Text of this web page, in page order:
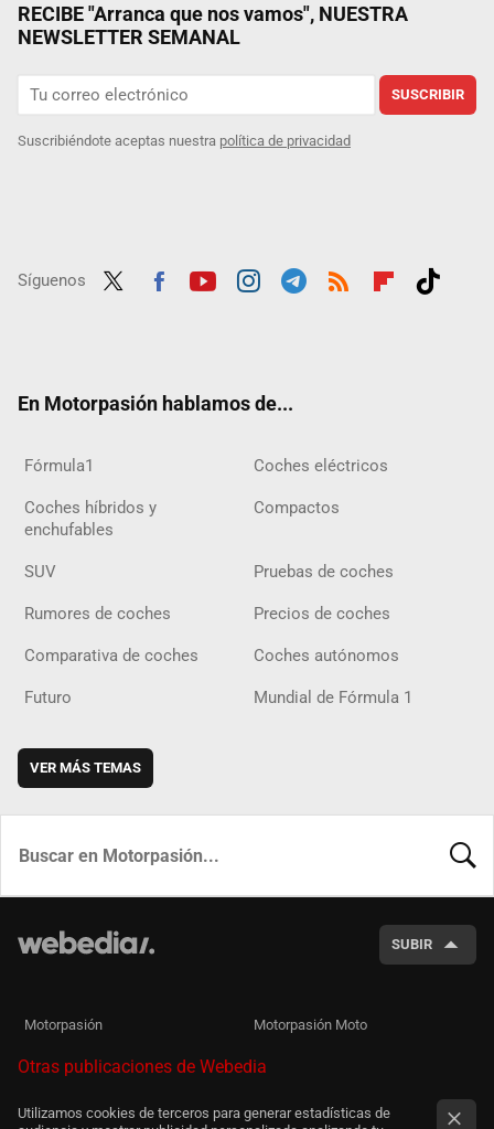
RECIBE "Arranca que nos vamos", NUESTRA
NEWSLETTER SEMANAL
SUSCRIBIR
Suscribiéndote aceptas nuestra política de privacidad
Síguenos
En Motorpasión hablamos de...
Fórmula1 Coches eléctricos
Coches híbridos y
enchufables
Compactos
SUV Pruebas de coches
Rumores de coches Precios de coches
Comparativa de coches Coches autónomos
Futuro Mundial de Fórmula 1
VER MÁS TEMAS
SUBIR
Motorpasión Motorpasión Moto
Otras publicaciones de Webedia
Utilizamos cookies de terceros para generar estadísticas de